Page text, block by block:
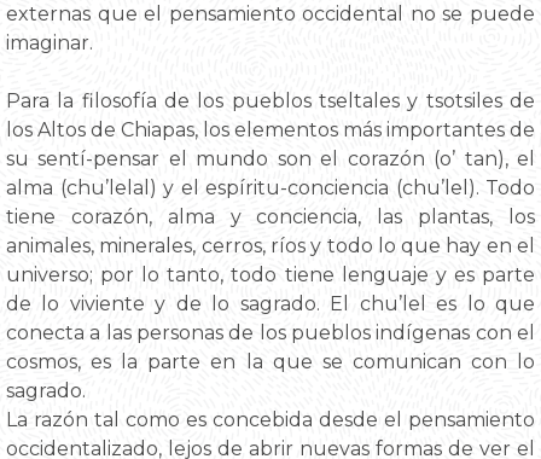
externas que el pensamiento occidental no se puede
imaginar.
Para la filosofía de los pueblos tseltales y tsotsiles de
los Altos de Chiapas, los elementos más importantes de
su sentí-pensar el mundo son el corazón (o’ tan), el
alma (chu’lelal) y el espíritu-conciencia (chu’lel). Todo
tiene corazón, alma y conciencia, las plantas, los
animales, minerales, cerros, ríos y todo lo que hay en el
universo; por lo tanto, todo tiene lenguaje y es parte
de lo viviente y de lo sagrado. El chu’lel es lo que
conecta a las personas de los pueblos indígenas con el
cosmos, es la parte en la que se comunican con lo
sagrado.
La razón tal como es concebida desde el pensamiento
occidentalizado, lejos de abrir nuevas formas de ver el